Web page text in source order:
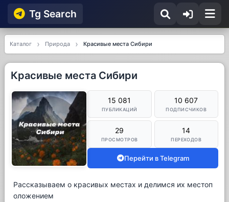
Tg Searсh
Каталог Природа Красивые места Сибири
Красивые места Сибири
15 081
ПУБЛИКАЦИЙ
10 607
ПОДПИСЧИКОВ
29
ПРОСМОТРОВ
14
ПЕРЕХОДОВ
Перейти в Telegram
Рассказываем о красивых местах и делимся их местоп
оложением